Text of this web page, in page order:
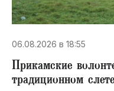
06.08.2026 в 18:55
Прикамские
традиционном слете